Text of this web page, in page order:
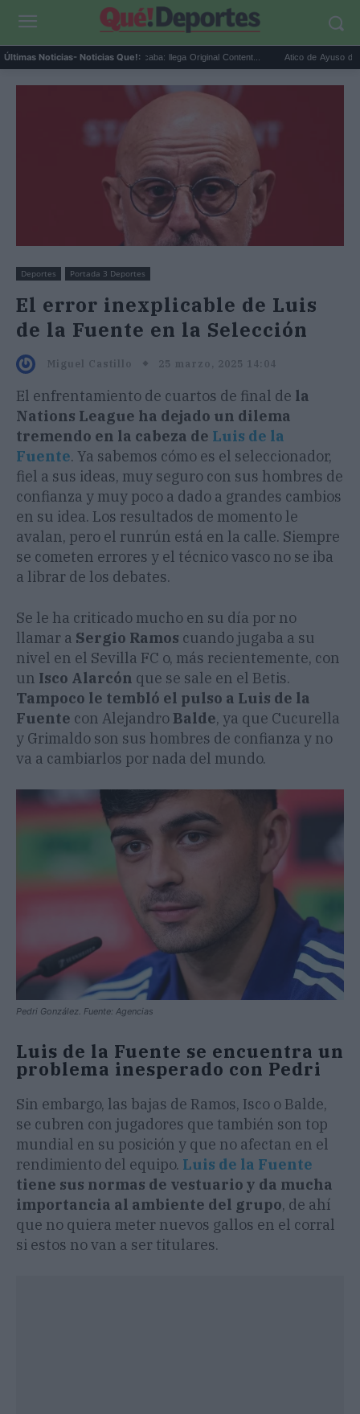
Últimas Noticias- Noticias Que!:
X revenue sharing se acaba: llega Original Content... Ático de Ayuso de 9
Deportes Portada 3 Deportes
El error inexplicable de Luis
de la Fuente en la Selección
Miguel Castillo 25 marzo, 2025 14:04
El enfrentamiento de cuartos de final de la
Nations League ha dejado un dilema
tremendo en la cabeza de Luis de la
Fuente. Ya sabemos cómo es el seleccionador,
fiel a sus ideas, muy seguro con sus hombres de
confianza y muy poco a dado a grandes cambios
en su idea. Los resultados de momento le
avalan, pero el runrún está en la calle. Siempre
se cometen errores y el técnico vasco no se iba
a librar de los debates.
Se le ha criticado mucho en su día por no
llamar a Sergio Ramos cuando jugaba a su
nivel en el Sevilla FC o, más recientemente, con
un Isco Alarcón que se sale en el Betis.
Tampoco le tembló el pulso a Luis de la
Fuente con AlejandroBalde, ya que Cucurella
y Grimaldo son sus hombres de confianza y no
va a cambiarlos por nada del mundo.
Pedri González. Fuente: Agencias
Luis de la Fuente se encuentra un
problema inesperado con Pedri
Sin embargo, las bajas de Ramos, Isco o Balde,
se cubren con jugadores que también son top
mundial en su posición y que no afectan en el
rendimiento del equipo. Luis de la Fuente
tiene sus normas de vestuario y da mucha
importancia al ambiente del grupo, de ahí
que no quiera meter nuevos gallos en el corral
si estos no van a ser titulares.